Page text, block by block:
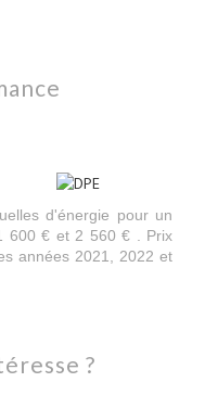
d'énergie pour un
600 € et 2 560 € . Prix
années 2021, 2022 et
?